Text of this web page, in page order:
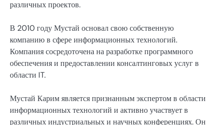
различных проектов.
В 2010 году Мустай основал свою собственную
компанию в сфере информационных технологий.
Компания сосредоточена на разработке программного
обеспечения и предоставлении консалтинговых услуг в
области IT.
Мустай Карим является признанным экспертом в области
информационных технологий и активно участвует в
различных индустриальных и научных конференциях. Он